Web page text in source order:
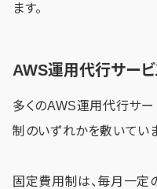
ます。
AWS運用代行サー
多くのAWS運用代行サー
制のいずれかを敷いていま
固定費用制は、毎月一定